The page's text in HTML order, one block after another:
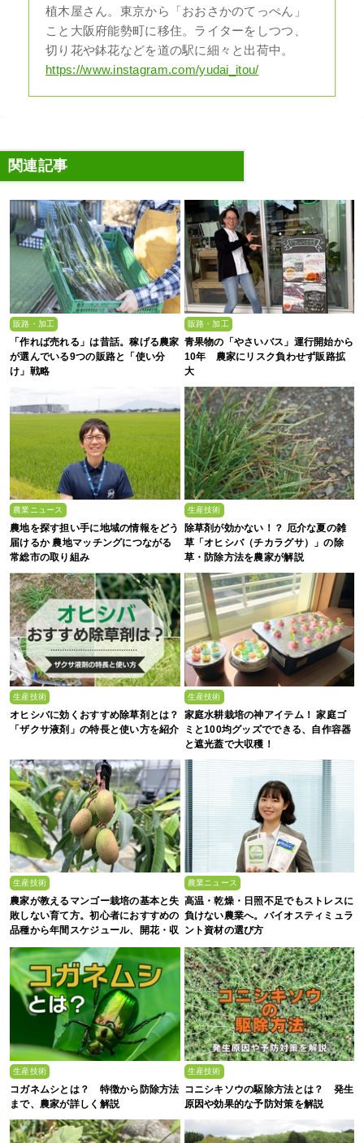
植木屋さん。東京から「おおさかのてっぺん」
こと大阪府能勢町に移住。ライターをしつつ、
切り花や鉢花などを道の駅に細々と出荷中。
https://www.instagram.com/yudai_itou/
関連記事
販路・加工
「作れば売れる」は昔話。稼げる農家
が選んでいる9つの販路と「使い分
け」戦略
販路・加工
青果物の「やさいバス」運行開始から
10年 農家にリスク負わせず販路拡
大
農業ニュース
農地を探す担い手に地域の情報をどう
届けるか 農地マッチングにつながる
常総市の取り組み
生産技術
除草剤が効かない！？ 厄介な夏の雑
草「オヒシバ（チカラグサ）」の除
草・防除方法を農家が解説
生産技術
オヒシバに効くおすすめ除草剤とは？
「ザクサ液剤」の特長と使い方を紹介
生産技術
家庭水耕栽培の神アイテム！ 家庭ゴ
ミと100均グッズでできる、自作容器
と遮光蓋で大収穫！
生産技術
農家が教えるマンゴー栽培の基本と失
敗しない育て方。初心者におすすめの
品種から年間スケジュール、開花・収
穫のコツまで徹底解説
農業ニュース
高温・乾燥・日照不足でもストレスに
負けない農業へ。バイオスティミュラ
ント資材の選び方
生産技術
コガネムシとは？ 特徴から防除方法
まで、農家が詳しく解説
生産技術
コニシキソウの駆除方法とは？ 発生
原因や効果的な予防対策を解説